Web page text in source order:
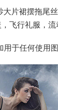
大片裙摆拖尾
飞行礼服，
用于任何使用